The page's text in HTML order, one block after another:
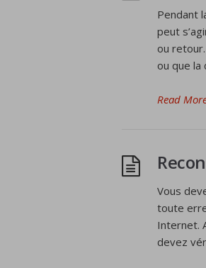
Pendant
peut
ou
ou que
Read
Vous
toute
Internet.
devez